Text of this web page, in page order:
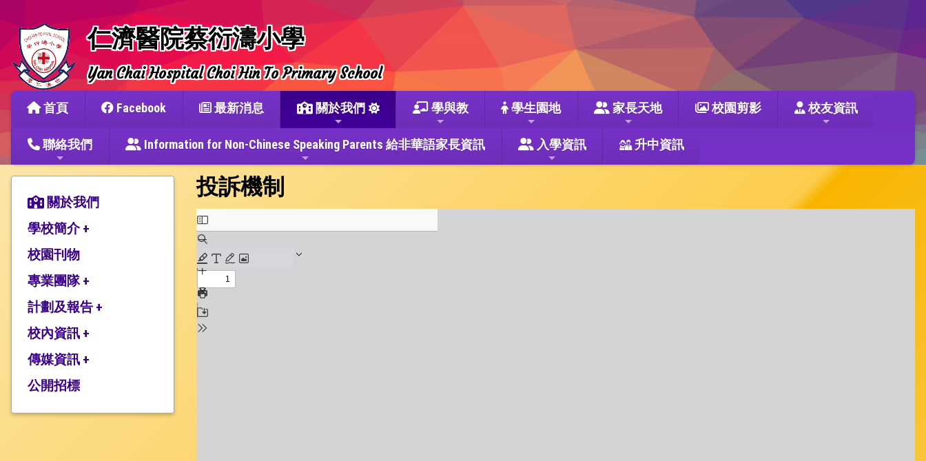
仁濟醫院蔡衍濤小學
Yan Chai Hospital Choi Hin To Primary School
首頁 Facebook 最新消息 關於我們 學與教 學生園地 家長天地 校園剪影 校友資訊
聯絡我們 Information for Non-Chinese Speaking Parents 給非華語家長資訊 入學資訊 升中資訊
關於我們
學校簡介 +
辦學宗旨與簡史
仁濟教育簡介
本校捐建人介紹
校監的話
校園刊物
專業團隊 +
教師團隊
行政架構
計劃及報告 +
2025-2026年度計劃
2024-2025年度報告
2024-2025年度計劃
校內資訊 +
學校設施
校服樣式
傳媒資訊 +
媒體報道
公開招標
投訴機制